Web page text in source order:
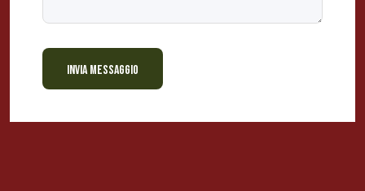
INVIA MESSAGGIO